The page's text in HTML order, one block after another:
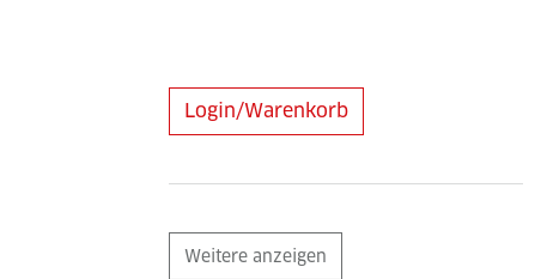
Login/Warenkorb
Weitere anzeigen